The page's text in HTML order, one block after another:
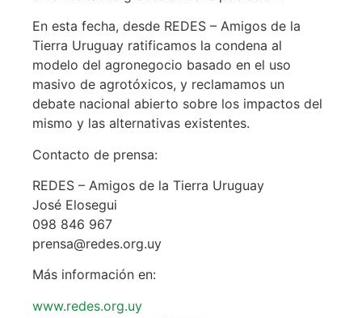
En esta fecha, desde REDES – Amigos de la
Tierra Uruguay ratificamos la condena al
modelo del agronegocio basado en el uso
masivo de agrotóxicos, y reclamamos un
debate nacional abierto sobre los impactos del
mismo y las alternativas existentes.
Contacto de prensa:
REDES – Amigos de la Tierra Uruguay
José Elosegui
098 846 967
prensa@redes.org.uy
Más información en:
www.redes.org.uy